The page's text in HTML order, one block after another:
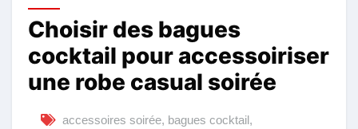
Choisir des bagues
cocktail pour accessoiriser
une robe casual soirée
accessoires soirée, bagues cocktail ,